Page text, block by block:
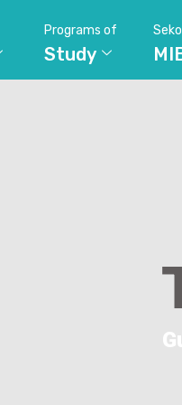
Programs of
Study